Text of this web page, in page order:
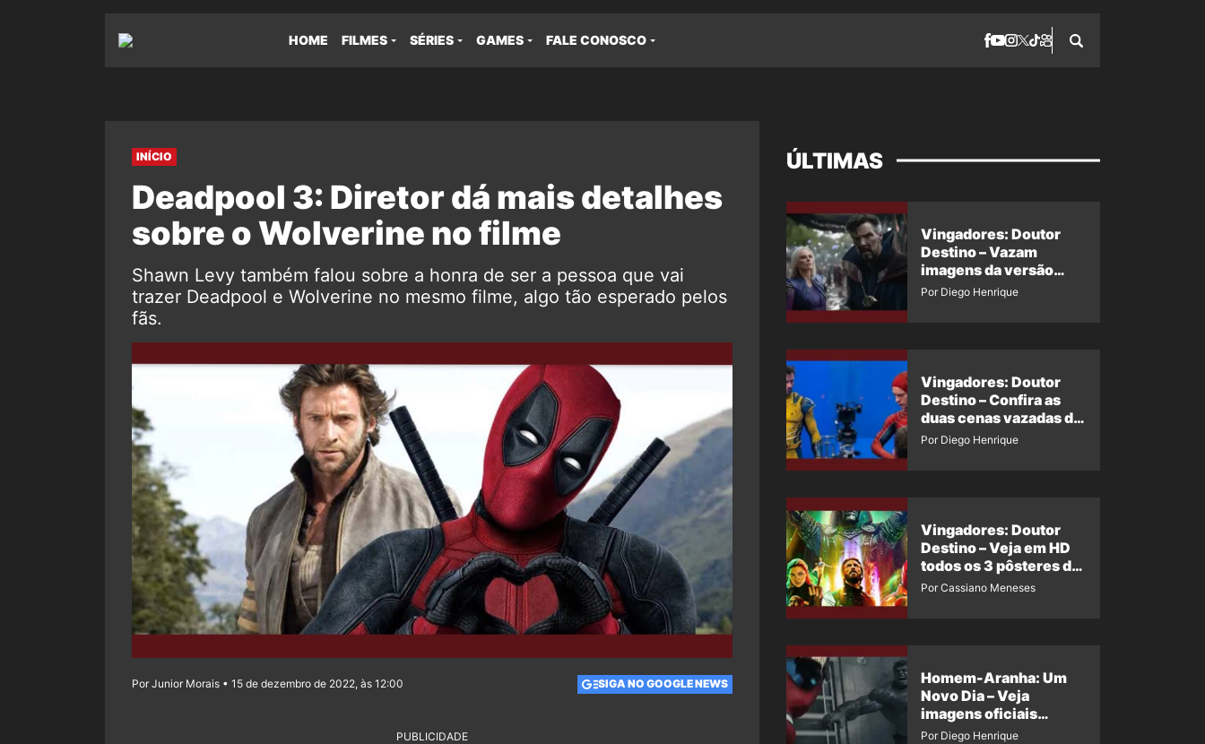
HOME FILMES SÉRIES GAMES FALE CONOSCO
INÍCIO
Deadpool 3: Diretor dá mais detalhes
sobre o Wolverine no filme
Shawn Levy também falou sobre a honra de ser a pessoa que vai
trazer Deadpool e Wolverine no mesmo filme, algo tão esperado pelos
fãs.
Por Junior Morais • 15 de dezembro de 2022, às 12:00 SIGA NO GOOGLE NEWS
PUBLICIDADE
ÚLTIMAS
Vingadores: Doutor
Destino – Vazam
imagens da versão
maligna do Doutor
Por Diego Henrique
Vingadores: Doutor
Destino – Confira as
duas cenas vazadas do
Wolverine e o Homem-
Por Diego Henrique
Vingadores: Doutor
Destino – Veja em HD
todos os 3 pôsteres de
‘Doomsday’ + 1 imagem
Por Cassiano Meneses
Homem-Aranha: Um
Novo Dia – Veja
imagens oficiais
descartadas do Hulk
Por Diego Henrique